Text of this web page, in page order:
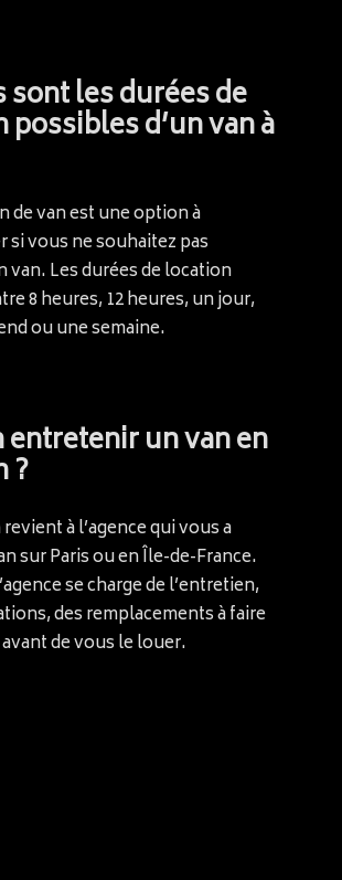
sont les durées de
d’un van à
de van est une option à
si vous ne souhaitez pas
van. Les durées de location
8 heures, 12 heures, un jour,
ou une semaine.
un van en
?
à l’agence qui vous a
sur Paris ou en Île-de-France.
se charge de l’entretien,
des remplacements à faire
de vous le louer.